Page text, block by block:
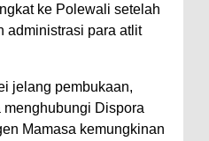
ke Polewali setelah
administrasi para atlit
jelang pembukaan,
Dispora
Mamasa kemungkinan